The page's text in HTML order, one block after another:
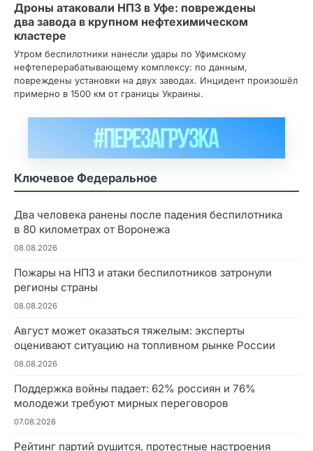
Дроны атаковали НПЗ в Уфе: повреждены
два завода в крупном нефтехимическом
кластере
Утром беспилотники нанесли удары по Уфимскому
нефтеперерабатывающему комплексу: по данным,
повреждены установки на двух заводах. Инцидент произошёл
примерно в 1500 км от границы Украины.
Ключевое Федеральное
Два человека ранены после падения беспилотника
в 80 километрах от Воронежа
08.08.2026
Пожары на НПЗ и атаки беспилотников затронули
регионы страны
08.08.2026
Август может оказаться тяжелым: эксперты
оценивают ситуацию на топливном рынке России
08.08.2026
Поддержка войны падает: 62% россиян и 76%
молодежи требуют мирных переговоров
07.08.2026
Рейтинг партий рушится, протестные настроения